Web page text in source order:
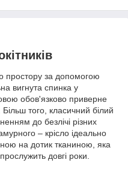
простору за допомогою
вигнута спинка у
обов'язково приверне
Більш того, класичний білий
до безлічі різних
– крісло ідеально
на дотик тканиною, яка
довгі роки.